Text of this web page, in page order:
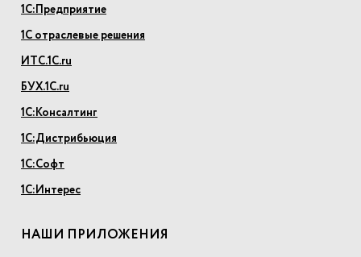
1С:Предприятие
1С отраслевые решения
ИТС.1С.ru
БУХ.1С.ru
1С:Консалтинг
1С:Дистрибьюция
1С:Софт
1С:Интерес
НАШИ ПРИЛОЖЕНИЯ